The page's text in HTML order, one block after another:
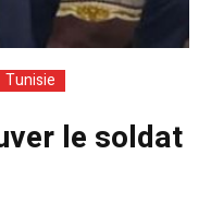
Tunisie
le soldat